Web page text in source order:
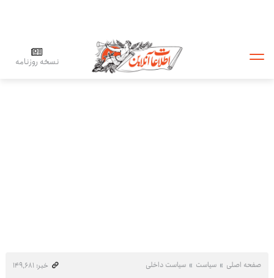
نسخه روزنامه
صفحه اصلی سیاست سیاست داخلی
خبر: ۱۴۹٬۶۸۱